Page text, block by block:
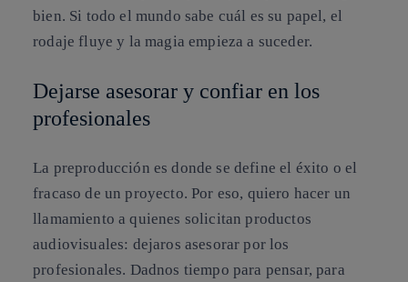
bien. Si todo el mundo sabe cuál es su papel, el
rodaje fluye y la magia empieza a suceder.
Dejarse asesorar y confiar en los
profesionales
La preproducción es donde se define el éxito o el
fracaso de un proyecto. Por eso, quiero hacer un
llamamiento a quienes solicitan productos
audiovisuales: dejaros asesorar por los
profesionales. Dadnos tiempo para pensar, para